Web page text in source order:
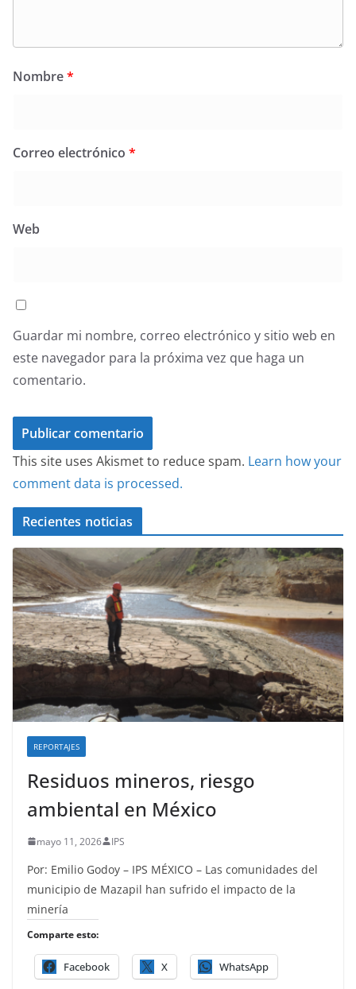
Nombre*
Correo electrónico *
Web
Guardar mi nombre, correo electrónico y sitio web en
este navegador para la próxima vez que haga un
comentario.
This site uses Akismet to reduce spam. Learn how your
comment data is processed.
Recientes noticias
REPORTAJES
Residuos mineros, riesgo
ambiental en México
mayo 11, 2026 IPS
Por: Emilio Godoy – IPS MÉXICO – Las comunidades del
municipio de Mazapil han sufrido el impacto de la
minería
Comparte esto:
Facebook X WhatsApp